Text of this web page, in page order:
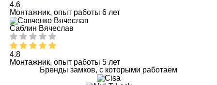
4.6
Монтажник, опыт работы 6 лет
Саблин Вячеслав
4.8
Монтажник, опыт работы 5 лет
Бренды замков, с которыми работаем